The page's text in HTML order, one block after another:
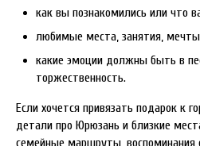
как вы познакомились или что
любимые места, занятия,
какие эмоции должны быть в
торжественность.
Если хочется привязать подарок к
детали про Юрюзань и близкие